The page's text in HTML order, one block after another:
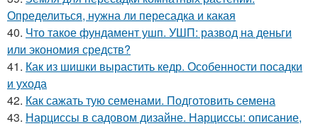
Определиться, нужна ли пересадка и какая
40. Что такое фундамент ушп. УШП: развод на деньги
или экономия средств?
41. Как из шишки вырастить кедр. Особенности посадки
и ухода
42. Как сажать тую семенами. Подготовить семена
43. Нарциссы в садовом дизайне. Нарциссы: описание,